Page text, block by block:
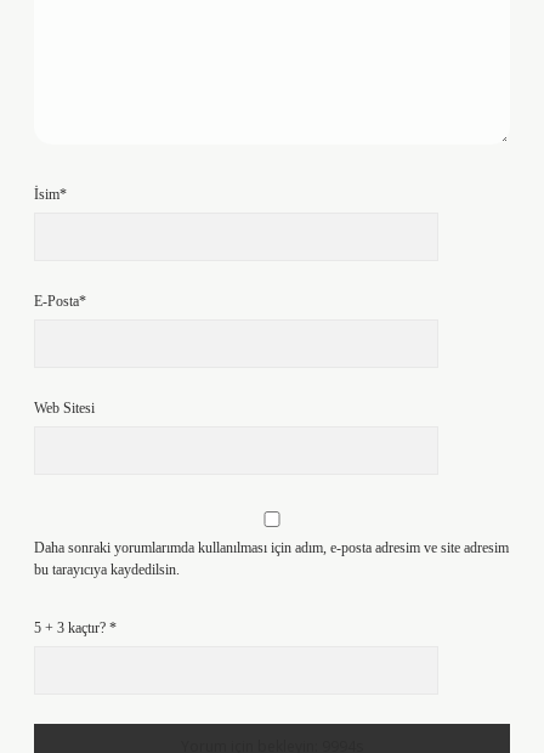
İsim*
E-Posta*
Web Sitesi
Daha sonraki yorumlarımda kullanılması için adım, e-posta adresim ve site adresim
bu tarayıcıya kaydedilsin.
5 + 3 kaçtır? *